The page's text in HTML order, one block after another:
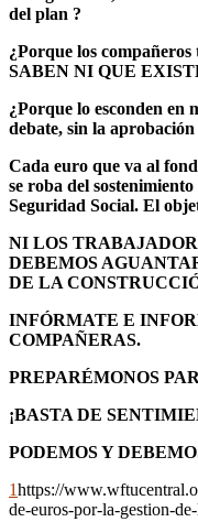
del plan ?
¿Porque los
SABEN NI QUE
¿Porque lo esconden en
debate, sin la
Cada euro que va al
se roba del
Seguridad Social. El
NI LOS
DEBEMOS
DE LA
INFÓRMATE E
COMPAÑERAS.
PREPARÉMONOS
¡BASTA DE
PODEMOS Y
1https://
de-euros-por-la-gestion-